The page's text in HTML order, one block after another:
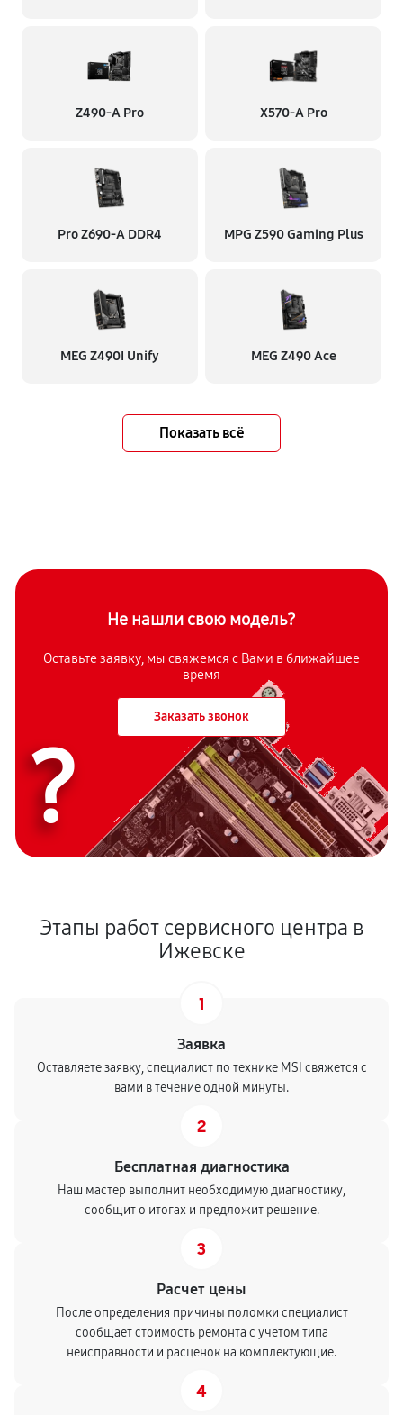
Z490-A Pro X570-A Pro
Pro Z690-A DDR4 MPG Z590 Gaming Plus
MEG Z490I Unify MEG Z490 Ace
Показать всё
Не нашли свою модель?
Оставьте заявку, мы свяжемся с Вами в ближайшее
время
Заказать звонок
?
Этапы работ сервисного центра в
Ижевске
1
Заявка
Оставляете заявку, специалист по технике MSI свяжется с
вами в течение одной минуты.
2
Бесплатная диагностика
Наш мастер выполнит необходимую диагностику,
сообщит о итогах и предложит решение.
3
Расчет цены
После определения причины поломки специалист
сообщает стоимость ремонта с учетом типа
неисправности и расценок на комплектующие.
4